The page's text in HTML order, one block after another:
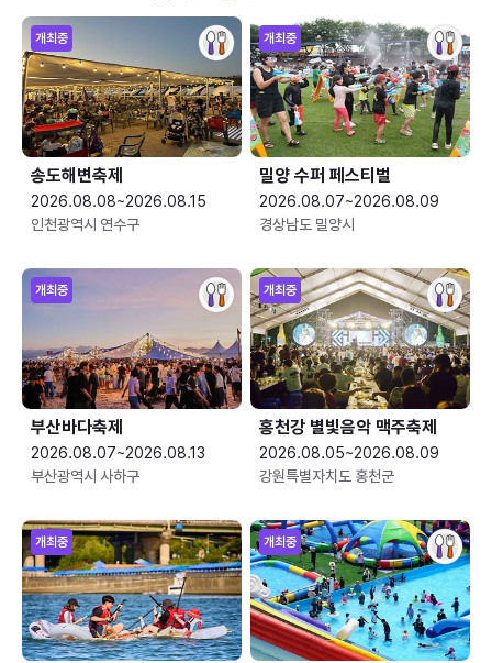
개최중
송도해변축제
2026.08.08~2026.08.15
인천광역시 연수구
개최중
밀양 수퍼 페스티벌
2026.08.07~2026.08.09
경상남도 밀양시
개최중
부산바다축제
2026.08.07~2026.08.13
부산광역시 사하구
개최중
홍천강 별빛음악 맥주축제
2026.08.05~2026.08.09
강원특별자치도 홍천군
개최중 개최중